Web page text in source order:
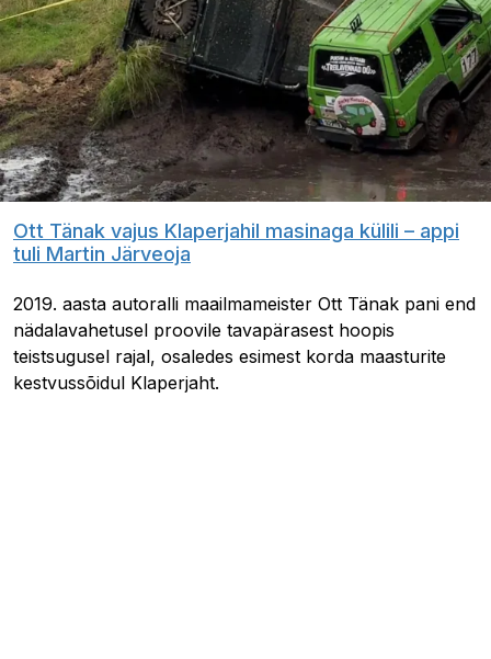
Ott Tänak vajus Klaperjahil masinaga külili – appi
tuli Martin Järveoja
2019. aasta autoralli maailmameister Ott Tänak pani end
nädalavahetusel proovile tavapärasest hoopis
teistsugusel rajal, osaledes esimest korda maasturite
kestvussõidul Klaperjaht.